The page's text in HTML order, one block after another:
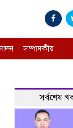
সম্পাদকীয়
সর্বশেষ